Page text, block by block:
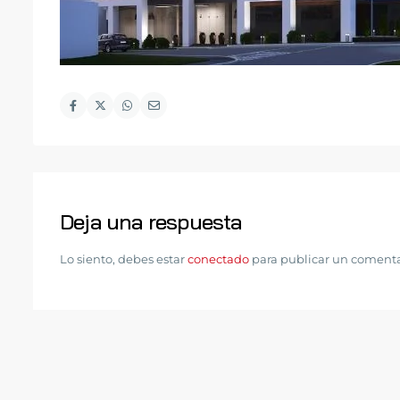
Deja una respuesta
Lo siento, debes estarconectado para publicar un